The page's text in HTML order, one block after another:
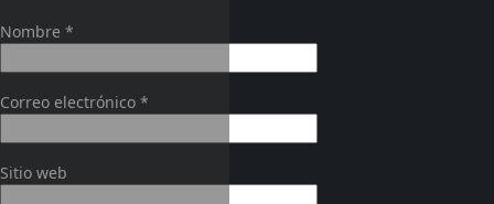
Nombre *
Correo electrónico *
Sitio web